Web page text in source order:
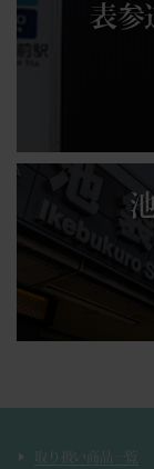
表
取り扱い商品一覧